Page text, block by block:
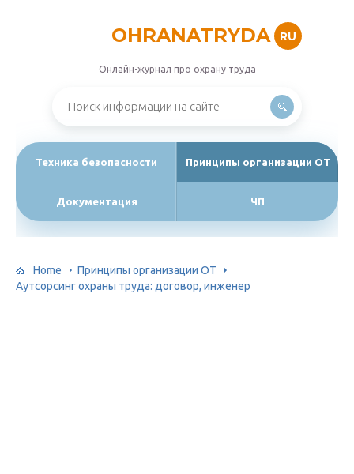
OHRANATRYDA RU
Онлайн-журнал про охрану труда
Техника безопасности Принципы организации ОТ
Документация ЧП
Home
Принципы организации ОТ
Аутсорсинг охраны труда: договор, инженер